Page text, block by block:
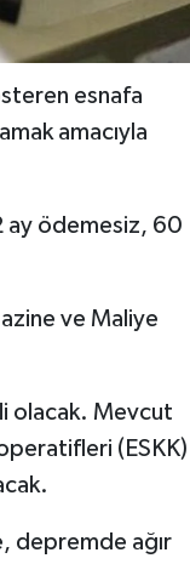
esnafa
amacıyla
ay ödemesiz, 60
ve Maliye
olacak. Mevcut
(ESKK)
depremde ağır